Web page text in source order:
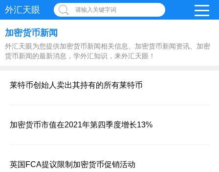
外汇天眼 请输入关键字词
加密货币新闻
外汇天眼为您提供加密货币新闻相关信息、加密货币新闻资讯、加密
货币新闻的最新消息，学外汇知识，来外汇天眼！
莱特币创始人卖出其持有的所有莱特币
加密货币市值在2021年第四季度增长13%
英国FCA提议限制加密货币促销活动